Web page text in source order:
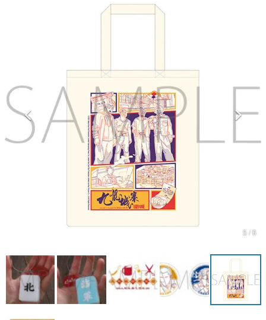
カテゴリ
マンガ
電ファミニコゲーマーとは？
5 / 6